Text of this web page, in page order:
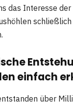
das Interesse
einfach
über